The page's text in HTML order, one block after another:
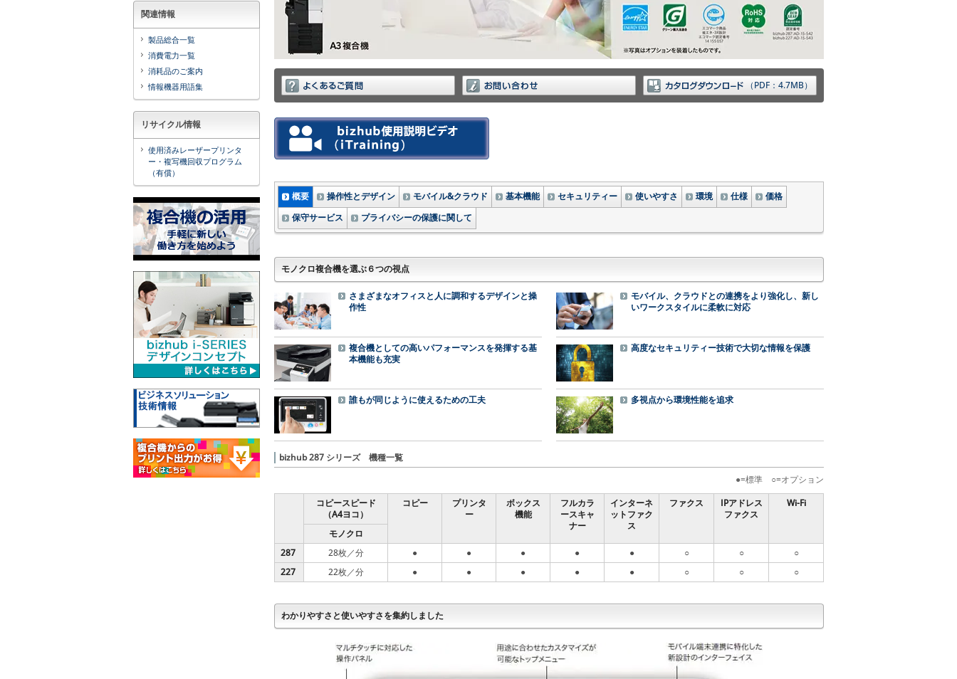
（PDF：4.7MB）
概要 操作性とデザイン モバイル&クラウド 基本機能 セキュリティー 使いやすさ 環境 仕様
価格
保守サービス
プライバシーの保護に関して
モノクロ複合機を選ぶ６つの視点
さまざまなオフィスと人に調和するデザインと操
作性
モバイル、クラウドとの連携をより強化し、新し
いワークスタイルに柔軟に対応
複合機としての高いパフォーマンスを発揮する基
本機能も充実
高度なセキュリティー技術で大切な情報を保護
誰もが同じように使えるための工夫 多視点から環境性能を追求
bizhub 287 シリーズ 機種一覧
●=標準 ○=オプション
コピースピード
（A4ヨコ）
コピー
プリンタ
ー
ボックス
機能
フルカラ
ースキャ
ナー
インターネ
ットファク
ス
ファクス IPアドレス
ファクス
Wi-Fi
モノクロ
287
28枚／分 ● ● ● ● ● ○ ○ ○
227 22枚／分 ● ● ● ● ● ○ ○ ○
わかりやすさと使いやすさを集約しました
関連情報
製品総合一覧
消費電力一覧
消耗品のご案内
情報機器用語集
リサイクル情報
使用済みレーザープリンタ
ー・複写機回収プログラム
（有償）